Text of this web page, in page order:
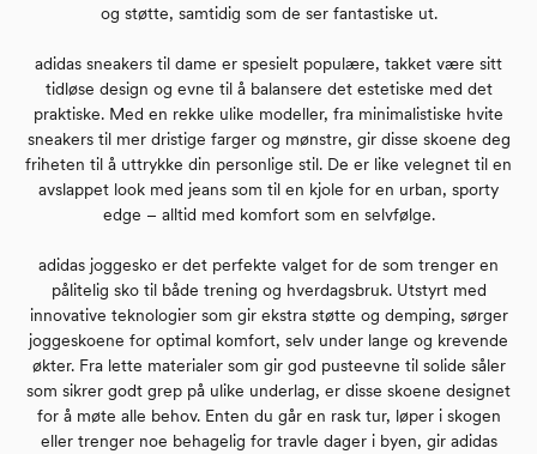
og støtte, samtidig som de ser fantastiske ut.
adidas sneakers til dame er spesielt populære, takket være sitt
tidløse design og evne til å balansere det estetiske med det
praktiske. Med en rekke ulike modeller, fra minimalistiske hvite
sneakers til mer dristige farger og mønstre, gir disse skoene deg
friheten til å uttrykke din personlige stil. De er like velegnet til en
avslappet look med jeans som til en kjole for en urban, sporty
edge – alltid med komfort som en selvfølge.
adidas joggesko er det perfekte valget for de som trenger en
pålitelig sko til både trening og hverdagsbruk. Utstyrt med
innovative teknologier som gir ekstra støtte og demping, sørger
joggeskoene for optimal komfort, selv under lange og krevende
økter. Fra lette materialer som gir god pusteevne til solide såler
som sikrer godt grep på ulike underlag, er disse skoene designet
for å møte alle behov. Enten du går en rask tur, løper i skogen
eller trenger noe behagelig for travle dager i byen, gir adidas